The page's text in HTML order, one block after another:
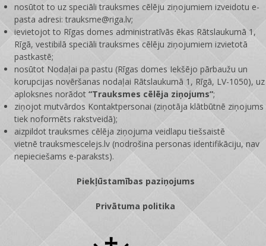
nosūtot to uz speciāli trauksmes cēlēju ziņojumiem izveidotu e-
pasta adresi: trauksme@riga.lv;
ievietojot to Rīgas domes administratīvās ēkas Rātslaukumā 1,
Rīgā, vestibilā speciāli trauksmes cēlēju ziņojumiem izvietotā
pastkastē;
nosūtot Nodaļai pa pastu (Rīgas domes Iekšējo pārbaužu un
korupcijas novēršanas nodaļai Rātslaukumā 1, Rīgā, LV-1050), uz
aploksnes norādot“Trauksmes cēlēja ziņojums”;
ziņojot mutvārdos Kontaktpersonai (ziņotāja klātbūtnē ziņojums
tiek noformēts rakstveidā);
aizpildot trauksmes cēlēja ziņojuma veidlapu tiešsaistē
vietnētrauksmescelejs.lv (nodrošina personas identifikāciju, nav
nepieciešams e-paraksts).
Piekļūstamības paziņojums
Privātuma politika